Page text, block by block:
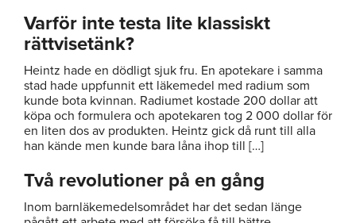
Varför inte testa lite klassiskt
rättvisetänk?
Heintz hade en dödligt sjuk fru. En apotekare i samma
stad hade uppfunnit ett läkemedel med radium som
kunde bota kvinnan. Radiumet kostade 200 dollar att
köpa och formulera och apotekaren tog 2 000 dollar för
en liten dos av produkten. Heintz gick då runt till alla
han kände men kunde bara låna ihop till […]
Två revolutioner på en gång
Inom barnläkemedelsområdet har det sedan länge